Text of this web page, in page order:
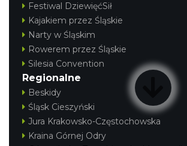
Festiwal DziewięćSił
Kajakiem przez Śląskie
Narty w Śląskim
Rowerem przez Śląskie
Silesia Convention
Regionalne
Beskidy
Śląsk Cieszyński
Jura Krakowsko-Częstochowska
Kraina Górnej Odry